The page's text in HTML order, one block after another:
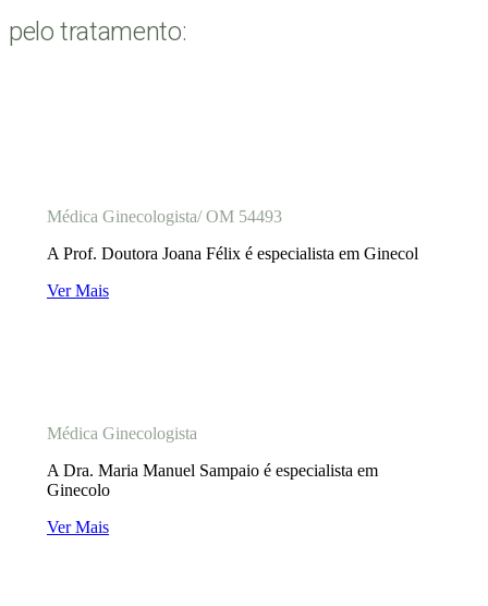
pelo tratamento:
Médica Ginecologista/ OM 54493
A Prof. Doutora Joana Félix é especialista em Ginecol
Ver Mais
Médica Ginecologista
A Dra. Maria Manuel Sampaio é especialista em
Ginecolo
Ver Mais